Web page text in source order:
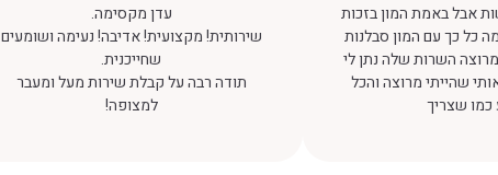
אבל באמת המון בזכות
כל כך עם המון סבלנות
השרות שלה נתן לי
שהייתי מרוצה והכל
כמו שצריך
עדן מקסימה.
שירותית! מקצועית! אדיבה! נעימה ושומעים
שחייכנית.
תודה רבה על קבלת שירות מעל ומעבר
למצופה!